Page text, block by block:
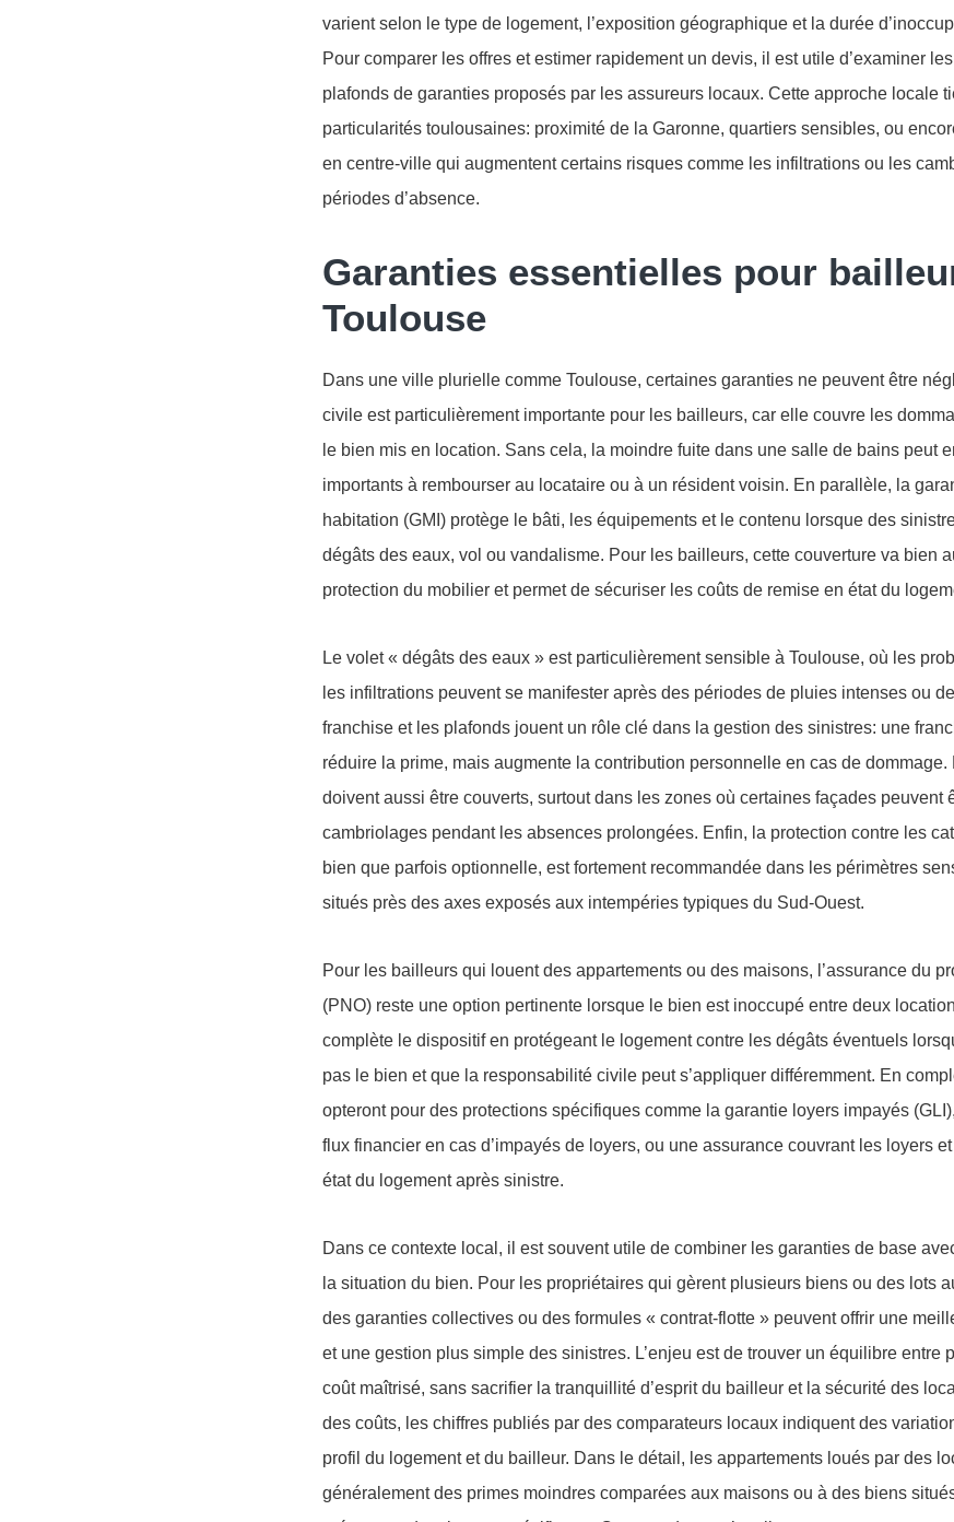
varient selon le type de logement, l’exposition géographique et la durée
Pour comparer les offres et estimer rapidement un devis, il est utile d’examiner
plafonds de garanties proposés par les assureurs locaux. Cette approche locale
particularités toulousaines: proximité de la Garonne, quartiers sensibles, ou
en centre-ville qui augmentent certains risques comme les infiltrations ou les
périodes d’absence.
Garanties essentielles pour
Toulouse
Dans une ville plurielle comme Toulouse, certaines garanties ne peuvent être
civile est particulièrement importante pour les bailleurs, car elle couvre les
le bien mis en location. Sans cela, la moindre fuite dans une salle de bains peut
importants à rembourser au locataire ou à un résident voisin. En parallèle, la
habitation (GMI) protège le bâti, les équipements et le contenu lorsque des
dégâts des eaux, vol ou vandalisme. Pour les bailleurs, cette couverture va bien
protection du mobilier et permet de sécuriser les coûts de remise en état du
Le volet « dégâts des eaux » est particulièrement sensible à Toulouse, où les
les infiltrations peuvent se manifester après des périodes de pluies intenses ou
franchise et les plafonds jouent un rôle clé dans la gestion des sinistres: une
réduire la prime, mais augmente la contribution personnelle en cas de
doivent aussi être couverts, surtout dans les zones où certaines façades peuvent
cambriolages pendant les absences prolongées. Enfin, la protection contre les
bien que parfois optionnelle, est fortement recommandée dans les périmètres
situés près des axes exposés aux intempéries typiques du Sud-Ouest.
Pour les bailleurs qui louent des appartements ou des maisons, l’assurance du
(PNO) reste une option pertinente lorsque le bien est inoccupé entre deux
complète le dispositif en protégeant le logement contre les dégâts éventuels
pas le bien et que la responsabilité civile peut s’appliquer différemment. En
opteront pour des protections spécifiques comme la garantie loyers impayés
flux financier en cas d’impayés de loyers, ou une assurance couvrant les loyers
état du logement après sinistre.
Dans ce contexte local, il est souvent utile de combiner les garanties de base
la situation du bien. Pour les propriétaires qui gèrent plusieurs biens ou des lots
des garanties collectives ou des formules « contrat-flotte » peuvent offrir une
et une gestion plus simple des sinistres. L’enjeu est de trouver un équilibre entre
coût maîtrisé, sans sacrifier la tranquillité d’esprit du bailleur et la sécurité des
des coûts, les chiffres publiés par des comparateurs locaux indiquent des
profil du logement et du bailleur. Dans le détail, les appartements loués par des
généralement des primes moindres comparées aux maisons ou à des biens